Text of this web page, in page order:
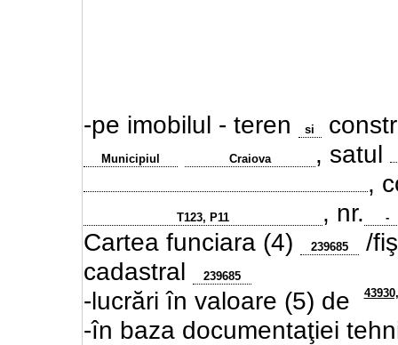
-pe imobilul - teren si
Municipiul Craiova
, satul
,
T123, P11 , nr. -
Cartea funciara (4) 239685
/
cadastral
239685
-lucrări în valoare (5) de
-în baza documentaţiei